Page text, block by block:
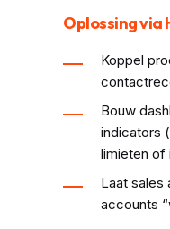
Oplossing via
Koppel
Bouw
indicators
limieten of
Laat sales
accounts